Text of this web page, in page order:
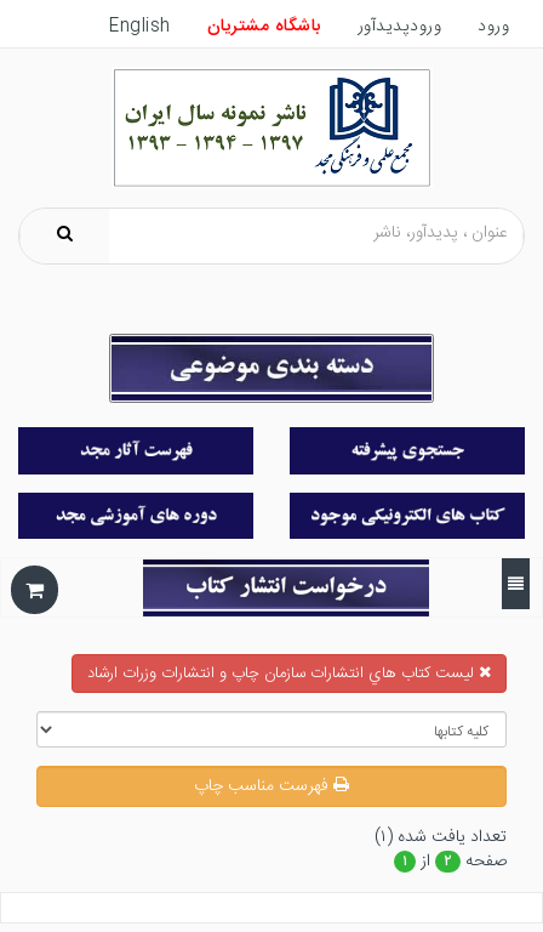
ورود ورودپدیدآور باشگاه مشتریان English
ليست كتاب هاي انتشارات سازمان چاپ و انتشارات وزرات ارشاد
فهرست مناسب چاپ
تعداد يافت شده (۱)
صفحه
۲ از ۱